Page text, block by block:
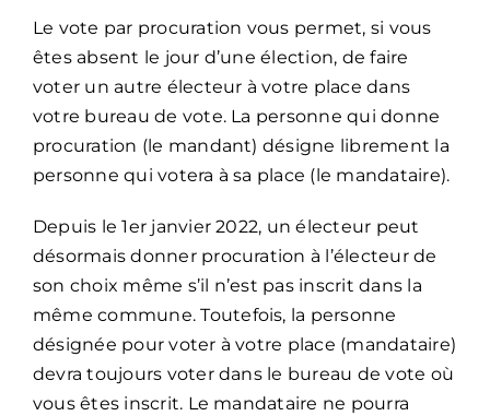
Le vote par procuration vous permet, si vous
êtes absent le jour d’une élection, de faire
voter un autre électeur à votre place dans
votre bureau de vote. La personne qui donne
procuration (le mandant) désigne librement la
personne qui votera à sa place (le mandataire).
Depuis le 1er janvier 2022, un électeur peut
désormais donner procuration à l’électeur de
son choix même s’il n’est pas inscrit dans la
même commune. Toutefois, la personne
désignée pour voter à votre place (mandataire)
devra toujours voter dans le bureau de vote où
vous êtes inscrit. Le mandataire ne pourra